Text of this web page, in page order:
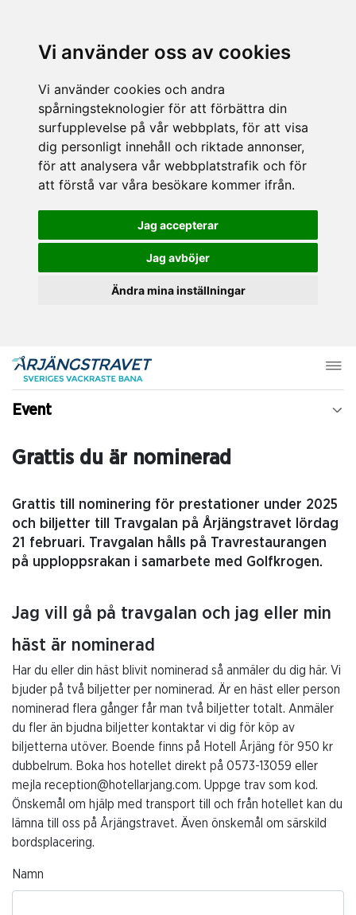
Vi använder oss av cookies
Vi använder cookies och andra
spårningsteknologier för att förbättra din
surfupplevelse på vår webbplats, för att visa
dig personligt innehåll och riktade annonser,
för att analysera vår webbplatstrafik och för
att förstå var våra besökare kommer ifrån.
Jag accepterar
Jag avböjer
Ändra mina inställningar
Event
Grattis du är nominerad
Grattis till nominering för prestationer under 2025
och biljetter till Travgalan på Årjängstravet lördag
21 februari. Travgalan hålls på Travrestaurangen
på upploppsrakan i samarbete med Golfkrogen.
Jag vill gå på travgalan och jag eller min
häst är nominerad
Har du eller din häst blivit nominerad så anmäler du dig här. Vi
bjuder på två biljetter per nominerad. Är en häst eller person
nominerad flera gånger får man två biljetter totalt. Anmäler
du fler än bjudna biljetter kontaktar vi dig för köp av
biljetterna utöver. Boende finns på Hotell Årjäng för 950 kr
dubbelrum. Boka hos hotellet direkt på 0573-13059 eller
mejla reception@hotellarjang.com. Uppge trav som kod.
Önskemål om hjälp med transport till och från hotellet kan du
lämna till oss på Årjängstravet. Även önskemål om särskild
bordsplacering.
Namn